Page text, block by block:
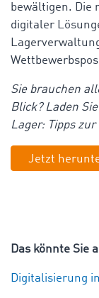
bewältigen. Die
digitaler
Sie brauchen
Blick? Laden
Lager: Tipps
Jetzt
Das könnte Sie
Digitalisierung